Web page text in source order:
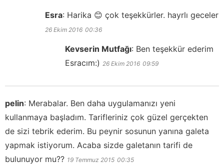
Esra: Harika 😊 çok teşekkürler. hayrlı geceler
26 Ekim 2016 00:36
Kevserin Mutfağı: Ben teşekkür ederim
Esracım:) 26 Ekim 2016 09:59
pelin: Merabalar. Ben daha uygulamanızı yeni
kullanmaya başladım. Tarifleriniz çok güzel gerçekten
de sizi tebrik ederim. Bu peynir sosunun yanına galeta
yapmak istiyorum. Acaba sizde galetanın tarifi de
bulunuyor mu?? 19 Temmuz 2015 00:35